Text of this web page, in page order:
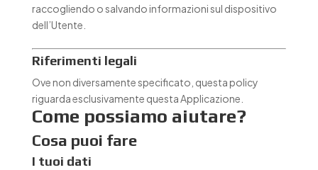
raccogliendo o salvando informazioni sul dispositivo
dell’Utente.
Riferimenti legali
Ove non diversamente specificato, questa policy
riguarda esclusivamente questa Applicazione.
Come possiamo aiutare?
Cosa puoi fare
I tuoi dati